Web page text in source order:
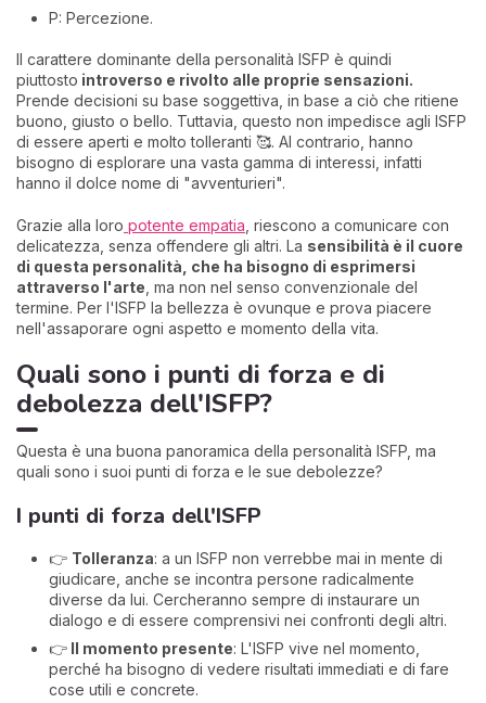
P: Percezione.
Il carattere dominante della personalità ISFP è quindi
piuttosto introverso e rivolto alle proprie sensazioni.
Prende decisioni su base soggettiva, in base a ciò che ritiene
buono, giusto o bello. Tuttavia, questo non impedisce agli ISFP
di essere aperti e molto tolleranti 🥰. Al contrario, hanno
bisogno di esplorare una vasta gamma di interessi, infatti
hanno il dolce nome di "avventurieri".
Grazie alla loro potente empatia , riescono a comunicare con
delicatezza, senza offendere gli altri. La sensibilità è il cuore
di questa personalità, che ha bisogno di esprimersi
attraverso l'arte , ma non nel senso convenzionale del
termine. Per l'ISFP la bellezza è ovunque e prova piacere
nell'assaporare ogni aspetto e momento della vita.
Quali sono i punti di forza e di
debolezza dell'ISFP?
Questa è una buona panoramica della personalità ISFP, ma
quali sono i suoi punti di forza e le sue debolezze?
I punti di forza dell'ISFP
👉 Tolleranza: a un ISFP non verrebbe mai in mente di
giudicare, anche se incontra persone radicalmente
diverse da lui. Cercheranno sempre di instaurare un
dialogo e di essere comprensivi nei confronti degli altri.
👉 Il momento presente: L'ISFP vive nel momento,
perché ha bisogno di vedere risultati immediati e di fare
cose utili e concrete.